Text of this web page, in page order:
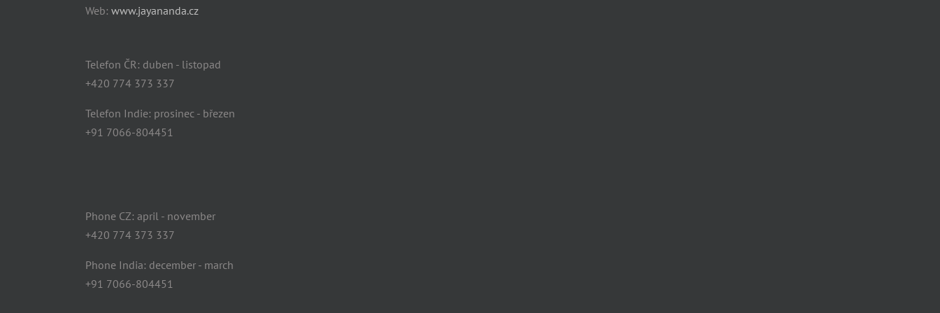
Web: www.jayananda.cz
Telefon ČR: duben - listopad
+420 774 373 337
Telefon Indie: prosinec - březen
+91 7066-804451
Phone CZ: april - november
+420 774 373 337
Phone India: december - march
+91 7066-804451